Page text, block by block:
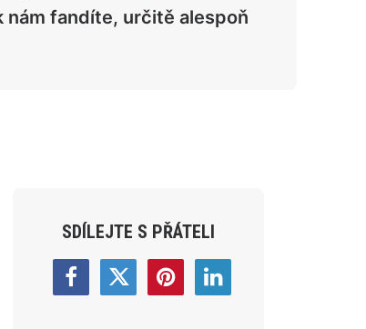
nám fandíte, určitě alespoň
SDÍLEJTE S PŘÁTELI